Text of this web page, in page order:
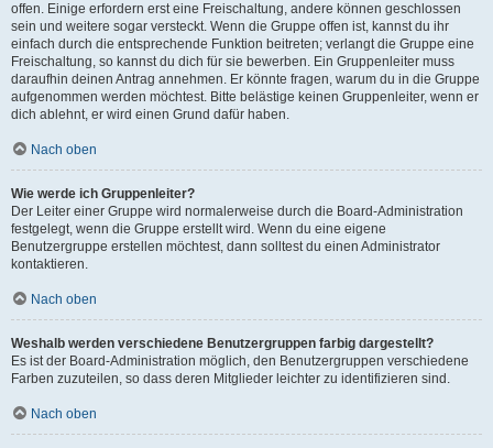
offen. Einige erfordern erst eine Freischaltung, andere können geschlossen
sein und weitere sogar versteckt. Wenn die Gruppe offen ist, kannst du ihr
einfach durch die entsprechende Funktion beitreten; verlangt die Gruppe eine
Freischaltung, so kannst du dich für sie bewerben. Ein Gruppenleiter muss
daraufhin deinen Antrag annehmen. Er könnte fragen, warum du in die Gruppe
aufgenommen werden möchtest. Bitte belästige keinen Gruppenleiter, wenn er
dich ablehnt, er wird einen Grund dafür haben.
Nach oben
Wie werde ich Gruppenleiter?
Der Leiter einer Gruppe wird normalerweise durch die Board-Administration
festgelegt, wenn die Gruppe erstellt wird. Wenn du eine eigene
Benutzergruppe erstellen möchtest, dann solltest du einen Administrator
kontaktieren.
Nach oben
Weshalb werden verschiedene Benutzergruppen farbig dargestellt?
Es ist der Board-Administration möglich, den Benutzergruppen verschiedene
Farben zuzuteilen, so dass deren Mitglieder leichter zu identifizieren sind.
Nach oben